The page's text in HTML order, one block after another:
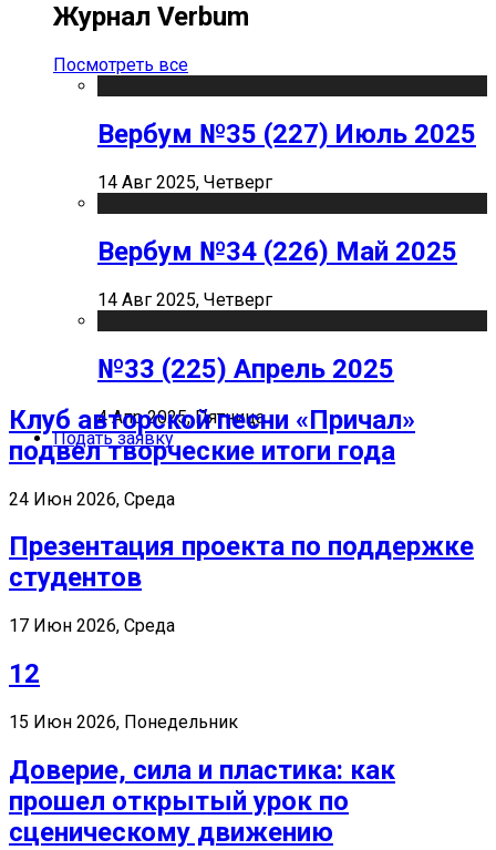
Журнал Verbum
Посмотреть все
Вербум №35 (227) Июль 2025
14 Авг 2025, Четверг
Вербум №34 (226) Май 2025
14 Авг 2025, Четверг
№33 (225) Апрель 2025
4 Апр 2025, Пятница
Подать заявку
Клуб авторской песни «Причал»
подвел творческие итоги года
24 Июн 2026, Среда
Презентация проекта по поддержке
студентов
17 Июн 2026, Среда
12
15 Июн 2026, Понедельник
Доверие, сила и пластика: как
прошел открытый урок по
сценическому движению